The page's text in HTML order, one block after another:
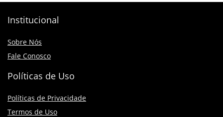
Institucional
Sobre Nós
Fale Conosco
Políticas de Uso
Políticas de Privacidade
Termos de Uso